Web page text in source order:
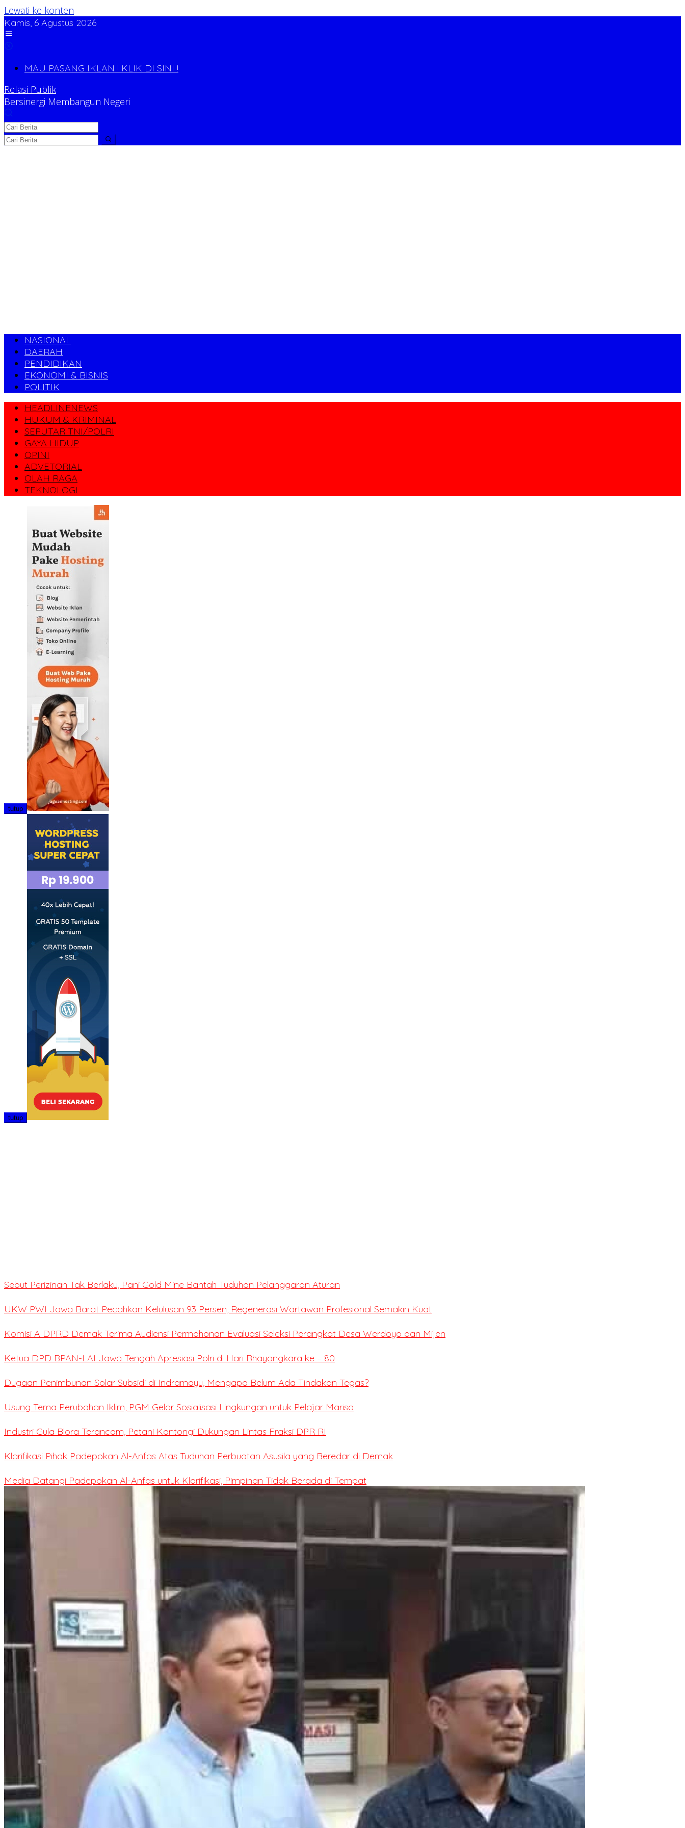
Lewati ke konten
Kamis, 6 Agustus 2026
MAU PASANG IKLAN ! KLIK DI SINI !
Relasi Publik
Bersinergi Membangun Negeri
NASIONAL
DAERAH
PENDIDIKAN
EKONOMI & BISNIS
POLITIK
HEADLINENEWS
HUKUM & KRIMINAL
SEPUTAR TNI/POLRI
GAYA HIDUP
OPINI
ADVETORIAL
OLAH RAGA
TEKNOLOGI
tutup
tutup
Sebut Perizinan Tak Berlaku, Pani Gold Mine Bantah Tuduhan Pelanggaran Aturan
UKW PWI Jawa Barat Pecahkan Kelulusan 93 Persen, Regenerasi Wartawan Profesional Semakin Kuat
Komisi A DPRD Demak Terima Audiensi Permohonan Evaluasi Seleksi Perangkat Desa Werdoyo dan Mijen
Ketua DPD BPAN-LAI Jawa Tengah Apresiasi Polri di Hari Bhayangkara ke – 80
Dugaan Penimbunan Solar Subsidi di Indramayu, Mengapa Belum Ada Tindakan Tegas?
Usung Tema Perubahan Iklim, PGM Gelar Sosialisasi Lingkungan untuk Pelajar Marisa
Industri Gula Blora Terancam, Petani Kantongi Dukungan Lintas Fraksi DPR RI
Klarifikasi Pihak Padepokan Al-Anfas Atas Tuduhan Perbuatan Asusila yang Beredar di Demak
Media Datangi Padepokan Al-Anfas untuk Klarifikasi, Pimpinan Tidak Berada di Tempat